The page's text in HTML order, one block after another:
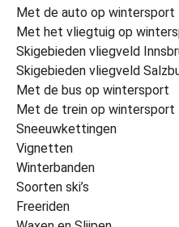
Met de auto op wintersport
Met het vliegtuig op
Skigebieden vliegveld
Skigebieden vliegveld
Met de bus op wintersport
Met de trein op wintersport
Sneeuwkettingen
Vignetten
Winterbanden
Soorten ski’s
Freeriden